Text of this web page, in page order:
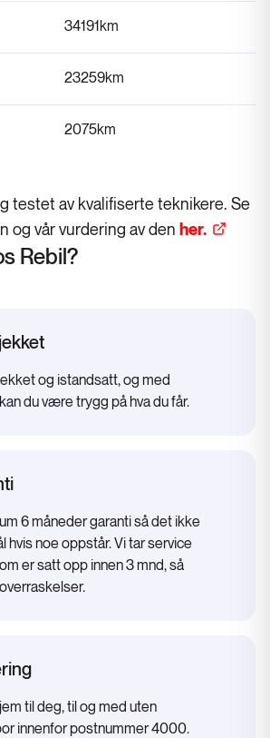
34191 km
23259km
2075km
testet av kvalifiserte teknikere. Se
og vår vurdering av den her.
Rebil?
og istandsatt, og med
du være trygg på hva du får.
6 måneder garanti så det ikke
hvis noe oppstår. Vi tar service
er satt opp innen 3 mnd, så
til deg, til og med uten
innenfor postnummer 4000.